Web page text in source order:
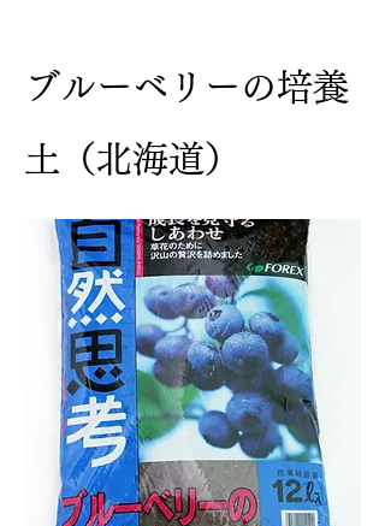
ブルーベリーの培養
土（北海道）